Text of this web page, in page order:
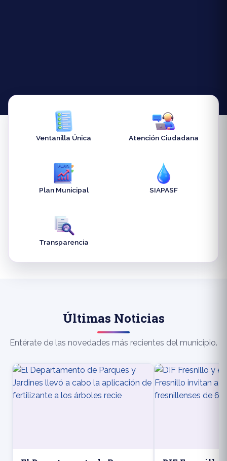
Ventanilla Única Atención Ciudadana
Plan Municipal SIAPASF
Transparencia
Últimas Noticias
Entérate de las novedades más recientes del municipio.